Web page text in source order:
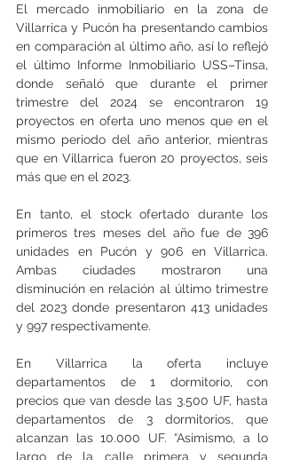
El mercado inmobiliario en la zona de
Villarrica y Pucón ha presentando cambios
en comparación al último año, así lo reflejó
el último Informe Inmobiliario USS–Tinsa,
donde señaló que durante el primer
trimestre del 2024 se encontraron 19
proyectos en oferta uno menos que en el
mismo periodo del año anterior, mientras
que en Villarrica fueron 20 proyectos, seis
más que en el 2023.
En tanto, el stock ofertado durante los
primeros tres meses del año fue de 396
unidades en Pucón y 906 en Villarrica.
Ambas ciudades mostraron una
disminución en relación al último trimestre
del 2023 donde presentaron 413 unidades
y 997 respectivamente.
En Villarrica la oferta incluye
departamentos de 1 dormitorio, con
precios que van desde las 3.500 UF, hasta
departamentos de 3 dormitorios, que
alcanzan las 10.000 UF. “Asimismo, a lo
largo de la calle primera y segunda